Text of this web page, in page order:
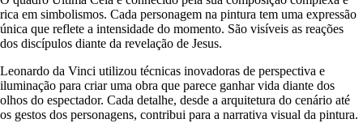
rica em simbolismos. Cada personagem na pintura tem uma expressão
única que reflete a intensidade do momento. São visíveis as reações
dos discípulos diante da revelação de Jesus.
Leonardo da Vinci utilizou técnicas inovadoras de perspectiva e
iluminação para criar uma obra que parece ganhar vida diante dos
olhos do espectador. Cada detalhe, desde a arquitetura do cenário até
os gestos dos personagens, contribui para a narrativa visual da pintura.